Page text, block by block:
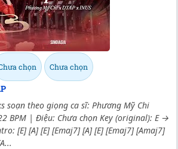
chọn Chưa chọn
soạn theo giọng ca sĩ: Phương Mỹ Chi
BPM | Điệu: Chưa chọn Key (original): E →
[E] [A] [E] [Emaj7] [A] [E] [Emaj7] [Amaj7]